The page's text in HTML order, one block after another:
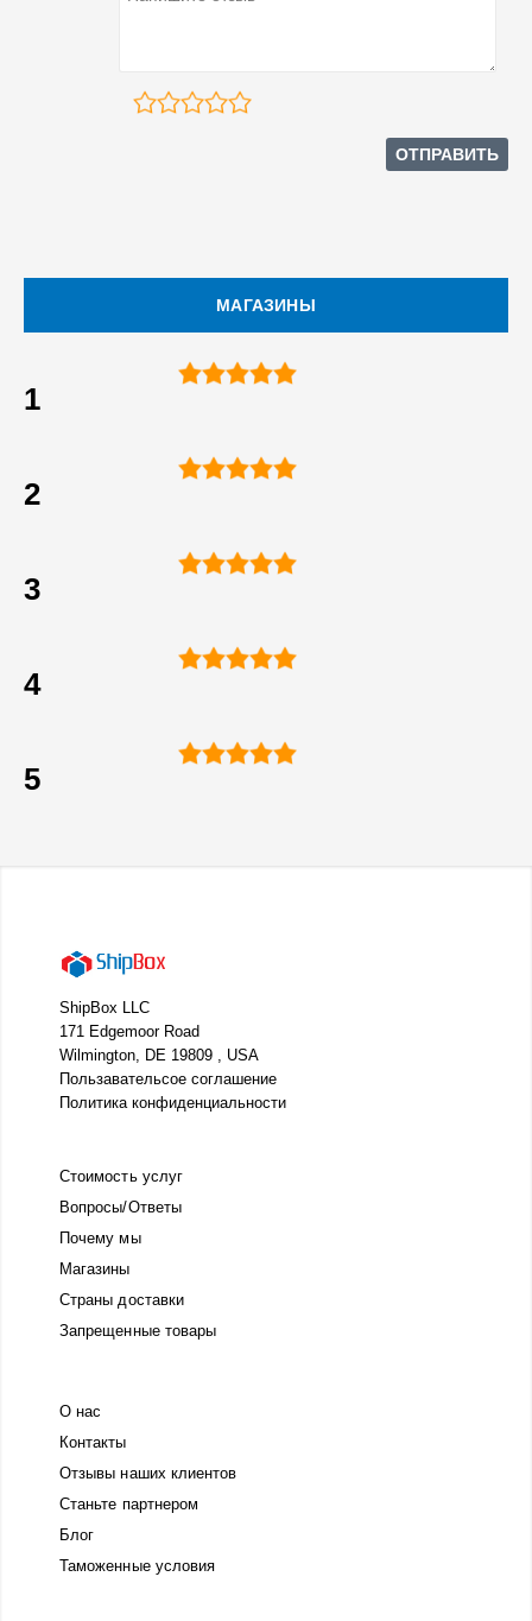
МАГАЗИНЫ
1
2
3
4
5
ShipBox LLC
171 Edgemoor Road
Wilmington, DE 19809 , USA
Пользавательсое соглашение
Политика конфиденциальности
Стоимость услуг
Вопросы/Ответы
Почему мы
Магазины
Страны доставки
Запрещенные товары
О нас
Контакты
Отзывы наших клиентов
Станьте партнером
Блог
Таможенные условия